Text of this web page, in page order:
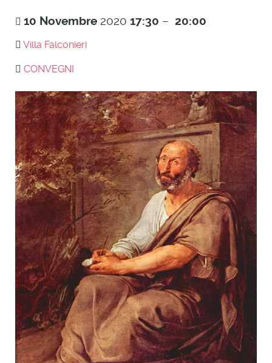
10 Novembre 2020 17:30 – 20:00
Villa Falconieri
CONVEGNI